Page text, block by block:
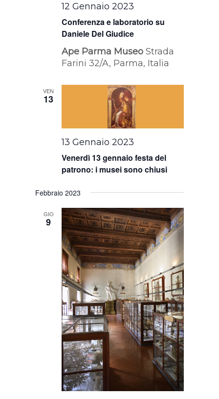
Conferenza e laboratorio su
Daniele Del Giudice
12 Gennaio 2023
Ape Parma MuseoStrada
Farini 32/A, Parma, Italia
VEN
13
Venerdì 13 gennaio festa del
patrono: i musei sono chiusi
13 Gennaio 2023
Febbraio 2023
GIO
9